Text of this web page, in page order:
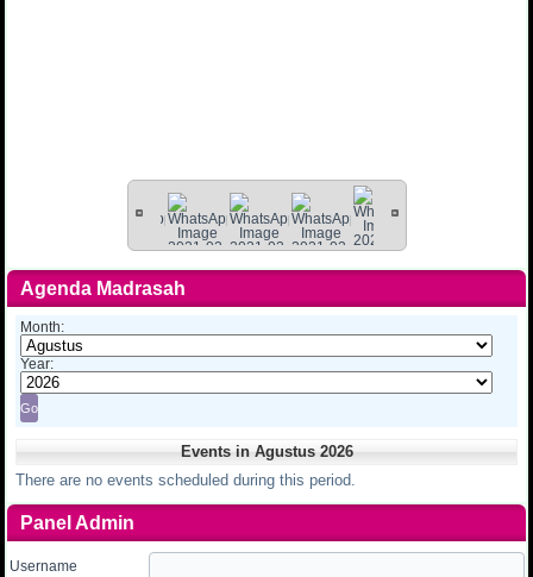
Agenda Madrasah
Month:
Year:
Events in Agustus 2026
There are no events scheduled during this period.
Panel Admin
Username